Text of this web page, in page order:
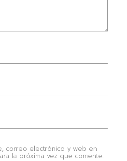
correo electrónico y web en
la próxima vez que comente.